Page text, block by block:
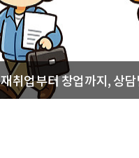
재취업부터 창업까지, 상